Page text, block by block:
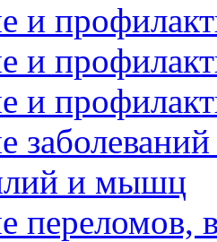
и
и
и
и мышц
переломов,